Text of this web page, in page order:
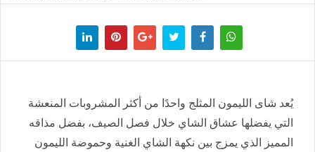
يُعد شاى الليمون المثلج واحدًا من أكثر المشروبات المنعشة
التي يفضلها عشاق الشاي خلال فصل الصيف، بفضل مذاقه
المميز الذي يمزج بين نكهة الشاي الغنية وحموضة الليمون